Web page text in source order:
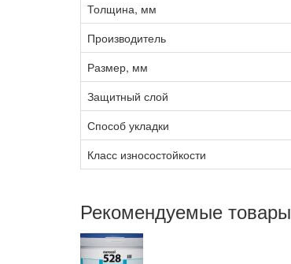
Толщина, мм
Производитель
Размер, мм
Защитный слой
Способ укладки
Класс износостойкости
Рекомендуемые товары